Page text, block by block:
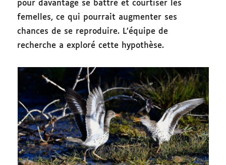
pour davantage se battre et courtiser les
femelles, ce qui pourrait augmenter ses
chances de se reproduire. L’équipe de
recherche a exploré cette hypothèse.